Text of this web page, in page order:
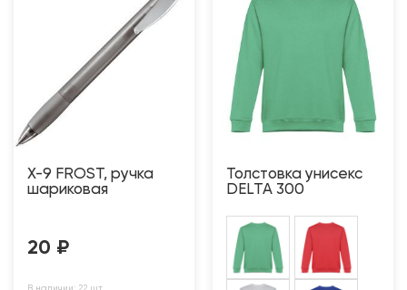
Х-9 FROST, ручка
шариковая
20 ₽
Толстовка унисекс
DELTA 300